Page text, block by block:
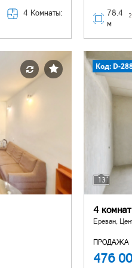
4 Комнаты:
78.4
м
2
13
Код: D-
4
Ереван,
ПРОДАЖА
476